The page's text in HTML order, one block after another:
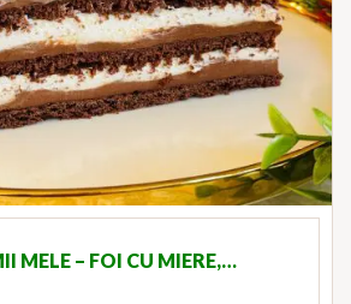
MELE – FOI CU MIERE,…